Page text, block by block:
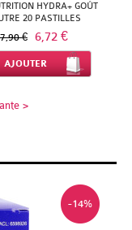
HYDRA+ GOÛT
20 PASTILLES
7,90 € 6,72 €
à ma liste d’envie
AJOUTER
>
-14%